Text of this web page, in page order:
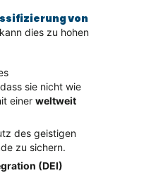
von
dies zu hohen
sie nicht wie
einer weltweit
des geistigen
zu sichern.
(DEI)